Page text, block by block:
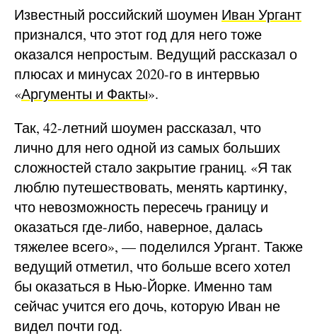
Известный российский шоумен Иван Ургант
признался, что этот год для него тоже
оказался непростым. Ведущий рассказал о
плюсах и минусах 2020-го в интервью
«Аргументы и Факты».
Так, 42-летний шоумен рассказал, что
лично для него одной из самых больших
сложностей стало закрытие границ. «Я так
люблю путешествовать, менять картинку,
что невозможность пересечь границу и
оказаться где-либо, наверное, далась
тяжелее всего», — поделился Ургант. Также
ведущий отметил, что больше всего хотел
бы оказаться в Нью-Йорке. Именно там
сейчас учится его дочь, которую Иван не
видел почти год.